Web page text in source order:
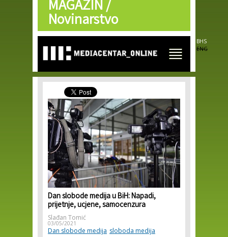
Skip to
main
content
MAGAZIN /
Novinarstvo
BHS
ENG
Dan slobode medija u BiH: Napadi,
prijetnje, ucjene, samocenzura
Slađan Tomić
03/05/2021
Dan slobode medija sloboda medija